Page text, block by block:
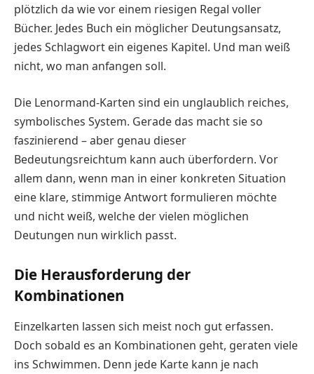
plötzlich da wie vor einem riesigen Regal voller
Bücher. Jedes Buch ein möglicher Deutungsansatz,
jedes Schlagwort ein eigenes Kapitel. Und man weiß
nicht, wo man anfangen soll.
Die Lenormand-Karten sind ein unglaublich reiches,
symbolisches System. Gerade das macht sie so
faszinierend – aber genau dieser
Bedeutungsreichtum kann auch überfordern. Vor
allem dann, wenn man in einer konkreten Situation
eine klare, stimmige Antwort formulieren möchte
und nicht weiß, welche der vielen möglichen
Deutungen nun wirklich passt.
Die Herausforderung der
Kombinationen
Einzelkarten lassen sich meist noch gut erfassen.
Doch sobald es an Kombinationen geht, geraten viele
ins Schwimmen. Denn jede Karte kann je nach